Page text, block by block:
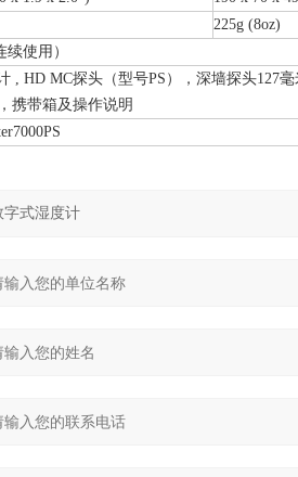
225g (8oz)
使用）
, HD MC探头（型号PS），深墙探头127
携带箱及操作说明